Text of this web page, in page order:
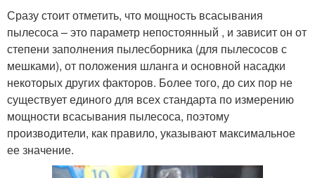
Сразу стоит отметить, что мощность всасывания
пылесоса – это параметр непостоянный , и зависит он от
степени заполнения пылесборника (для пылесосов с
мешками), от положения шланга и основной насадки
некоторых других факторов. Более того, до сих пор не
существует единого для всех стандарта по измерению
мощности всасывания пылесоса, поэтому
производители, как правило, указывают максимальное
ее значение.